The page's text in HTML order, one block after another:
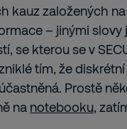
kauz založených
– jinými
se kterou se v
tím, že
Prostě
na notebooku,